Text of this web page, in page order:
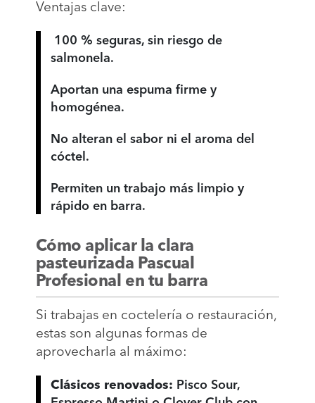
Ventajas clave:
100 % seguras, sin riesgo de
salmonela.
Aportan una espuma firme y
homogénea.
No alteran el sabor ni el aroma del
cóctel.
Permiten un trabajo más limpio y
rápido en barra.
Cómo aplicar la clara
pasteurizada Pascual
Profesional en tu barra
Si trabajas en coctelería o restauración,
estas son algunas formas de
aprovecharla al máximo:
Clásicos renovados: Pisco Sour,